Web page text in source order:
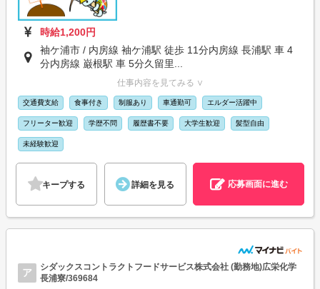
時給1,200円
袖ケ浦市 / 内房線 袖ケ浦駅 徒歩 11分内房線 長浦駅 車 4
分内房線 巌根駅 車 5分久留里...
仕事内容を見てみる ∨
交通費支給 食事付き 制服あり 車通勤可 エルダー活躍中
フリーター歓迎 学歴不問 履歴書不要 大学生歓迎 髪型自由
未経験歓迎
キープする 詳細を見る 応募画面に進む
ア
シダックスコントラクトフードサービス株式会社 (勤務地)広栄化学
長浦寮/369684